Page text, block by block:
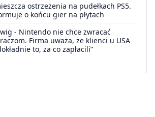
ostrzeżenia na pudełkach PS5.
o końcu gier na płytach
- Nintendo nie chce zwracać
Firma uważa, że klienci u USA
to, za co zapłacili”